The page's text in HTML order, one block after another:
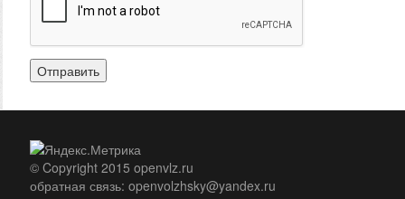
Отправить
© Copyright 2015 openvlz.ru
обратная связь: openvolzhsky@yandex.ru